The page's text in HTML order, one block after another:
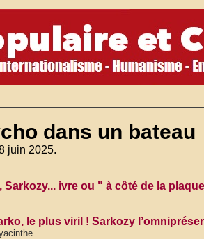
dans un bateau
juin 2025.
Sarkozy... ivre ou " à côté de la
le plus viril ! Sarkozy